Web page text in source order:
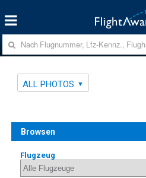
ALL PHOTOS
Browsen
Flugzeug